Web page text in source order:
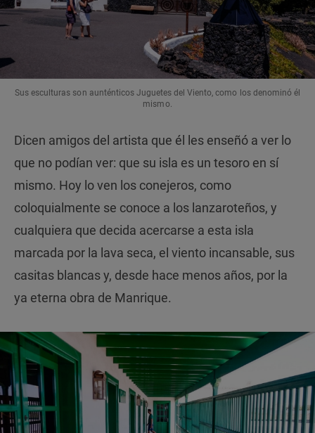
Sus esculturas son aunténticos Juguetes del Viento, como los denominó él
mismo.
Dicen amigos del artista que él les enseñó a ver lo
que no podían ver: que su isla es un tesoro en sí
mismo. Hoy lo ven los conejeros, como
coloquialmente se conoce a los lanzaroteños, y
cualquiera que decida acercarse a esta isla
marcada por la lava seca, el viento incansable, sus
casitas blancas y, desde hace menos años, por la
ya eterna obra de Manrique.